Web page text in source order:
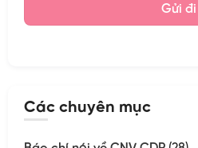
Các chuyên mục